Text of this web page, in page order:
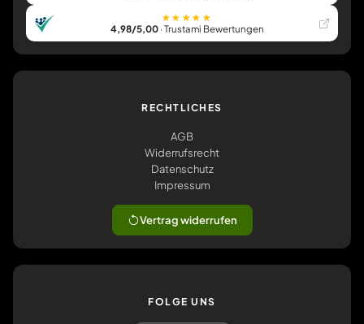
★★★★★
4,98/5,00· Trustami Bewertungen
RECHTLICHES
AGB
Widerrufsrecht
Datenschutz
Impressum
Vertrag widerrufen
FOLGE UNS